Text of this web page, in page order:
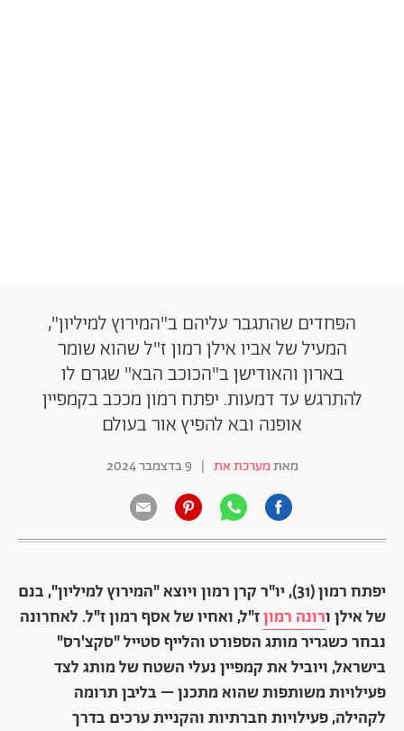
הפחדים שהתגבר עליהם ב"המירוץ למיליון",
המעיל של אביו אילן רמון ז"ל שהוא שומר
בארון והאודישן ב"הכוכב הבא" שגרם לו
להתרגש עד דמעות. יפתח רמון מככב בקמפיין
אופנה ובא להפיץ אור בעולם
מאתמערכת את | 9 בדצמבר 2024
יפתח רמון (31), יו"ר קרן רמון ויוצא "המירוץ למיליון", בנם
של אילן ורונה רמוןז"ל, ואחיו של אסף רמון ז"ל. לאחרונה
נבחר כשגריר מותג הספורט והלייף סטייל "סקצ'רס"
בישראל, ויוביל את קמפיין נעלי השטח של מותג לצד
פעילויות משותפות שהוא מתכנן – בליבן תרומה
לקהילה, פעילויות חברתיות והקניית ערכים בדרך